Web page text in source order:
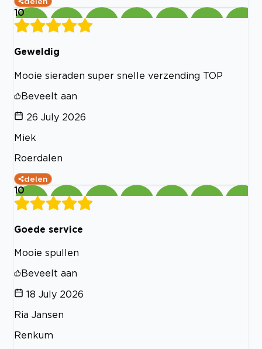
10
Geweldig
Mooie sieraden super snelle verzending TOP
Beveelt aan
26 July 2026
Miek
Roerdalen
delen
10
Goede service
Mooie spullen
Beveelt aan
18 July 2026
Ria Jansen
Renkum